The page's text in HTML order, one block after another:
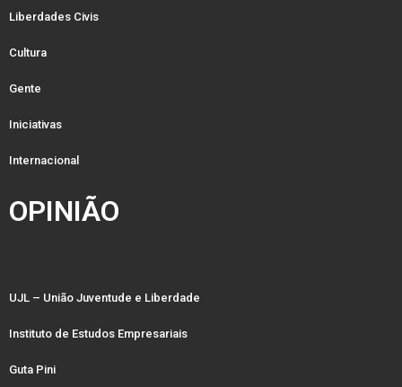
Liberdades Civis
Cultura
Gente
Iniciativas
Internacional
OPINIÃO
UJL – União Juventude e Liberdade
Instituto de Estudos Empresariais
Guta Pini